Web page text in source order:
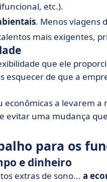
etc.).
. Menos viagens
mais exigentes,
que ele
esquecer de que a
econômicas a levarem
evitar uma mudança
para os
e dinheiro
extras de sono... a